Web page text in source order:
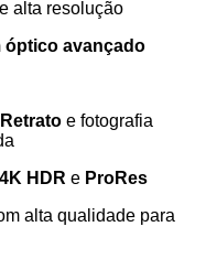
alta resolução
óptico avançado
e fotografia
4K HDR e ProRes
alta qualidade para